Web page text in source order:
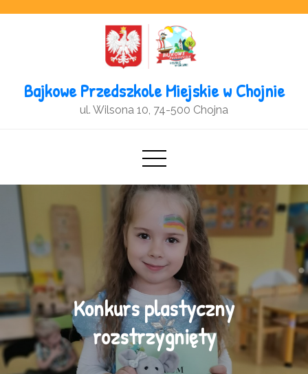
Bajkowe Przedszkole Miejskie w Chojnie
ul. Wilsona 10, 74-500 Chojna
Konkurs plastyczny
rozstrzygnięty